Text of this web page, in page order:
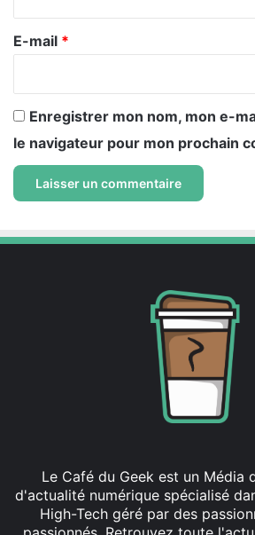
r
e
E-mail *
Enregistrer mon nom, mon e-
le navigateur pour mon prochain
Le Café du Geek est un Média
d'actualité numérique spécialisé
High-Tech géré par des